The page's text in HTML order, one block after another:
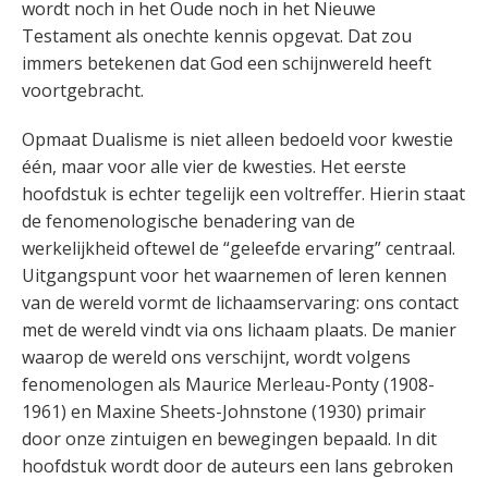
wordt noch in het Oude noch in het Nieuwe
Testament als onechte kennis opgevat. Dat zou
immers betekenen dat God een schijnwereld heeft
voortgebracht.
Opmaat Dualisme is niet alleen bedoeld voor kwestie
één, maar voor alle vier de kwesties. Het eerste
hoofdstuk is echter tegelijk een voltreffer. Hierin staat
de fenomenologische benadering van de
werkelijkheid oftewel de “geleefde ervaring” centraal.
Uitgangspunt voor het waarnemen of leren kennen
van de wereld vormt de lichaamservaring: ons contact
met de wereld vindt via ons lichaam plaats. De manier
waarop de wereld ons verschijnt, wordt volgens
fenomenologen als Maurice Merleau-Ponty (1908-
1961) en Maxine Sheets-Johnstone (1930) primair
door onze zintuigen en bewegingen bepaald. In dit
hoofdstuk wordt door de auteurs een lans gebroken